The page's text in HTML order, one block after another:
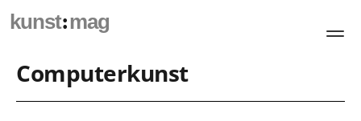
kunst:mag
Computerkunst